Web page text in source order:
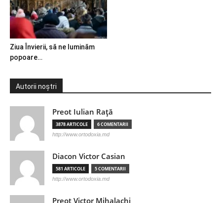
Ziua Învierii, să ne luminăm
popoare…
Autorii noștri
Preot Iulian Raţă
3878 ARTICOLE 6 COMENTARII
http://www.ortodoxia.md
Diacon Victor Casian
581 ARTICOLE 5 COMENTARII
http://www.ortodoxia.md
Preot Victor Mihalachi